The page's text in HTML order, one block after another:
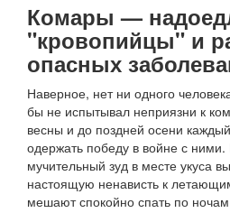
Комары —
"кровопийцы" и
опасных
Наверное, нет ни одного
бы не испытывал неприязни к
весны и до поздней осени
одержать победу в войне с
мучительный зуд в месте укуса
настоящую ненависть к
мешают спокойно спать по